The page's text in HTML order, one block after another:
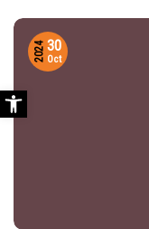
30
Oct
2024
Abrir barra de herramientas